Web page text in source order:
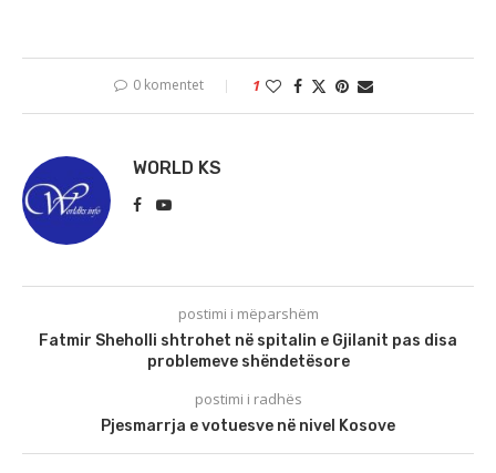
0 komentet 1
WORLD KS
postimi i mëparshëm
Fatmir Sheholli shtrohet në spitalin e Gjilanit pas disa
problemeve shëndetësore
postimi i radhës
Pjesmarrja e votuesve në nivel Kosove